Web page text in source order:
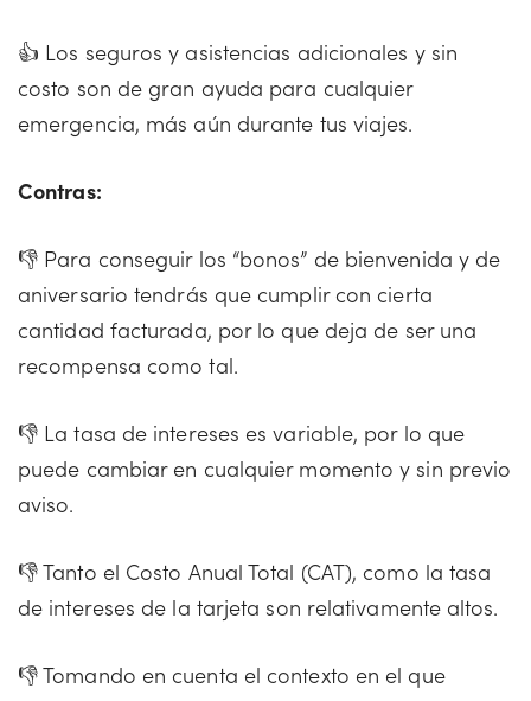
👍 Los seguros y asistencias adicionales y sin
costo son de gran ayuda para cualquier
emergencia, más aún durante tus viajes.
Contras:
👎 Para conseguir los “bonos” de bienvenida y de
aniversario tendrás que cumplir con cierta
cantidad facturada, por lo que deja de ser una
recompensa como tal.
👎 La tasa de intereses es variable, por lo que
puede cambiar en cualquier momento y sin previo
aviso.
👎 Tanto el Costo Anual Total (CAT), como la tasa
de intereses de la tarjeta son relativamente altos.
👎 Tomando en cuenta el contexto en el que